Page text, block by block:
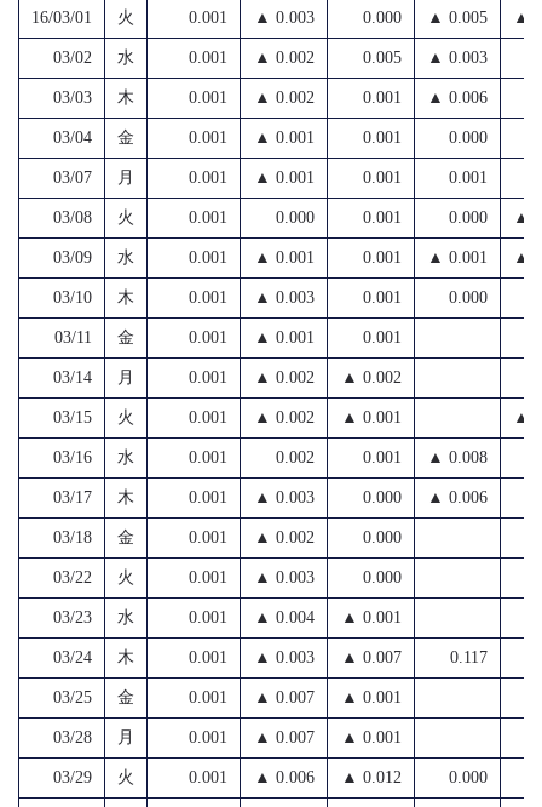
16/03/01 火 0.001 ▲ 0.003 0.000 ▲ 0.005 ▲
03/02 水 0.001 ▲ 0.002 0.005 ▲ 0.003
03/03 木 0.001 ▲ 0.002 0.001 ▲ 0.006
03/04 金 0.001 ▲ 0.001 0.001 0.000
03/07 月 0.001 ▲ 0.001 0.001 0.001
03/08 火 0.001 0.000 0.001 0.000 ▲
03/09 水 0.001 ▲ 0.001 0.001 ▲ 0.001 ▲
03/10 木 0.001 ▲ 0.003 0.001 0.000
03/11 金 0.001 ▲ 0.001 0.001
03/14 月 0.001 ▲ 0.002 ▲ 0.002
03/15 火 0.001 ▲ 0.002 ▲ 0.001 ▲
03/16 水 0.001 0.002 0.001 ▲ 0.008
03/17 木 0.001 ▲ 0.003 0.000 ▲ 0.006
03/18 金 0.001 ▲ 0.002 0.000
03/22 火 0.001 ▲ 0.003 0.000
03/23 水 0.001 ▲ 0.004 ▲ 0.001
03/24 木 0.001 ▲ 0.003 ▲ 0.007 0.117
03/25 金 0.001 ▲ 0.007 ▲ 0.001
03/28 月 0.001 ▲ 0.007 ▲ 0.001
03/29 火 0.001 ▲ 0.006 ▲ 0.012 0.000